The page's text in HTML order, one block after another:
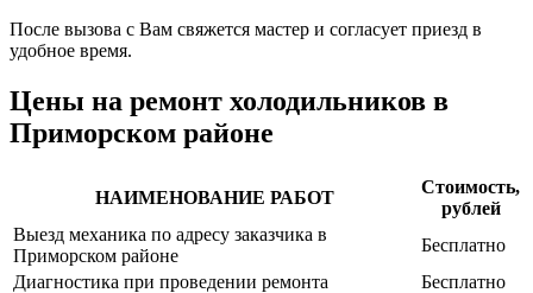
После вызова с Вам свяжется мастер и согласует приезд в
удобное время.
Цены на ремонт холодильников в
Приморском районе
НАИМЕНОВАНИЕ РАБОТ
Стоимость,
рублей
Выезд механика по адресу заказчика в
Приморском районе
Бесплатно
Диагностика при проведении ремонта
Бесплатно